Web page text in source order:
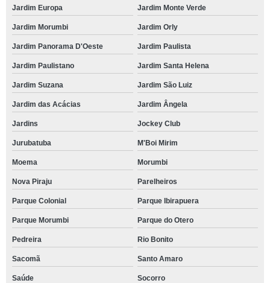
Jardim Europa Jardim Monte Verde
Jardim Morumbi Jardim Orly
Jardim Panorama D'Oeste Jardim Paulista
Jardim Paulistano Jardim Santa Helena
Jardim Suzana Jardim São Luiz
Jardim das Acácias Jardim Ângela
Jardins Jockey Club
Jurubatuba M'Boi Mirim
Moema Morumbi
Nova Piraju Parelheiros
Parque Colonial Parque Ibirapuera
Parque Morumbi Parque do Otero
Pedreira Rio Bonito
Sacomã Santo Amaro
Saúde Socorro